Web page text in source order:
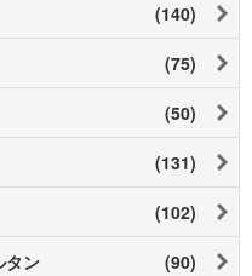
(140)
(75)
(50)
(131)
(102)
タン (90)